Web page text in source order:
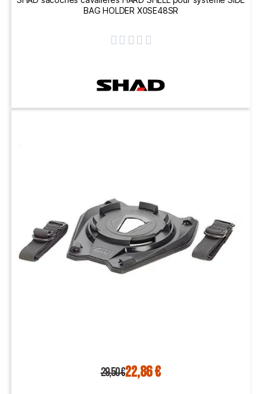
BAG HOLDER X0SE48SR
    
29,50 €22,86 €